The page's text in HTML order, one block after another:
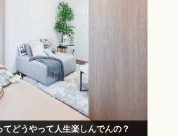
どうやって人生楽しんでんの？